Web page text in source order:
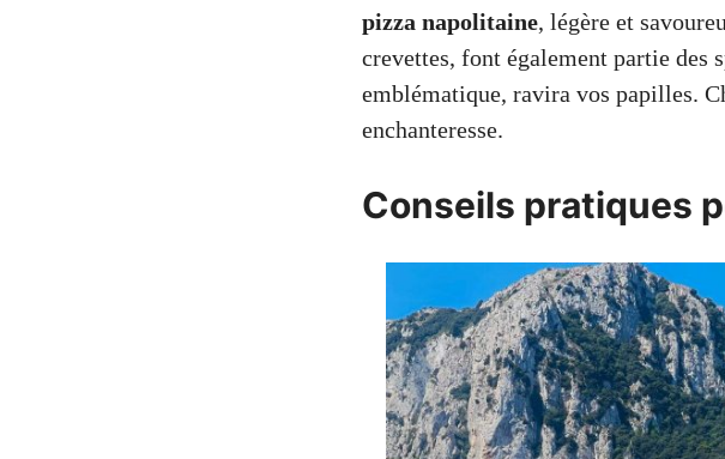
pizza napolitaine, légère et
crevettes, font également partie des
emblématique, ravira vos papilles.
enchanteresse.
Conseils pratiques